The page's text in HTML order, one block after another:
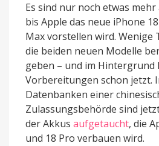
Es sind nur noch etwas
bis Apple das neue iPhone
Max vorstellen wird. Wenige
die beiden neuen Modelle
geben – und im Hintergrund
Vorbereitungen schon jetzt.
Datenbanken einer
Zulassungsbehörde sind
der Akkus aufgetaucht, die
und 18 Pro verbauen wird.